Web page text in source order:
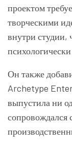
проектом
творческими
внутри студии,
Он также
Archetype
выпустила ни